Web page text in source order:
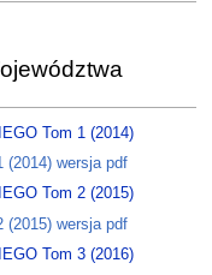
Tom 1 (2014)
(2014) wersja pdf
Tom 2 (2015)
(2015) wersja pdf
Tom 3 (2016)